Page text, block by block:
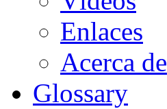
Enlaces
Acerca de
Glossary